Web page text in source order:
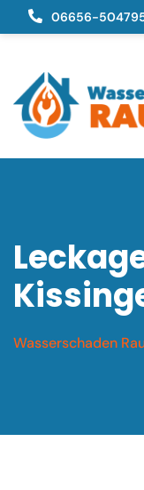
06656-
Wasserschaden